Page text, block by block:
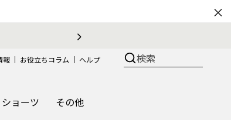
×
報 お役立ちコラム ヘルプ
ショーツ その他
検索